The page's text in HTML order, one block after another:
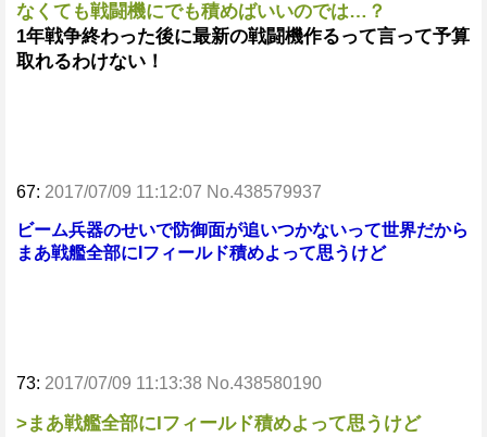
なくても戦闘機にでも積めばいいのでは…？
1年戦争終わった後に最新の戦闘機作るって言って予算
取れるわけない！
67: 2017/07/09 11:12:07 No.438579937
ビーム兵器のせいで防御面が追いつかないって世界だから
まあ戦艦全部にIフィールド積めよって思うけど
73: 2017/07/09 11:13:38 No.438580190
>まあ戦艦全部にIフィールド積めよって思うけど